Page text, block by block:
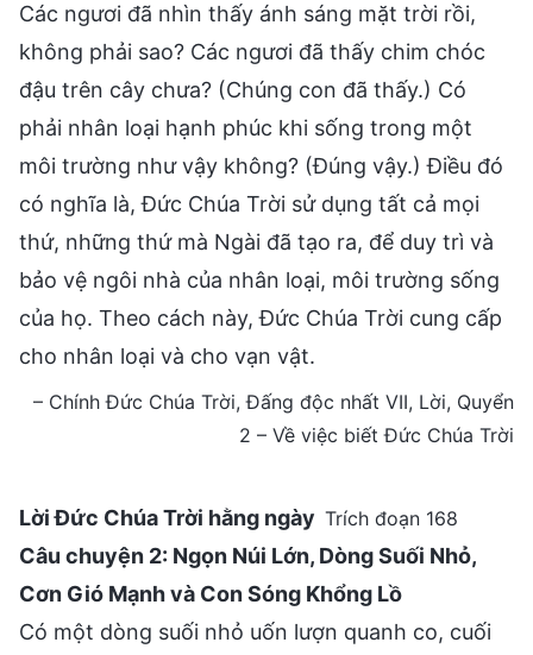
Các ngươi đã nhìn thấy ánh sáng mặt trời rồi,
không phải sao? Các ngươi đã thấy chim chóc
đậu trên cây chưa? (Chúng con đã thấy.) Có
phải nhân loại hạnh phúc khi sống trong một
môi trường như vậy không? (Đúng vậy.) Điều đó
có nghĩa là, Đức Chúa Trời sử dụng tất cả mọi
thứ, những thứ mà Ngài đã tạo ra, để duy trì và
bảo vệ ngôi nhà của nhân loại, môi trường sống
của họ. Theo cách này, Đức Chúa Trời cung cấp
cho nhân loại và cho vạn vật.
– Chính Đức Chúa Trời, Đấng độc nhất VII, Lời, Quyển
2 – Về việc biết Đức Chúa Trời
Lời Đức Chúa Trời hằng ngày Trích đoạn 168
Câu chuyện 2: Ngọn Núi Lớn, Dòng Suối Nhỏ,
Cơn Gió Mạnh và Con Sóng Khổng Lồ
Có một dòng suối nhỏ uốn lượn quanh co, cuối